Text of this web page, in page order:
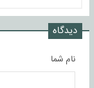
دیدگاه
نام شما